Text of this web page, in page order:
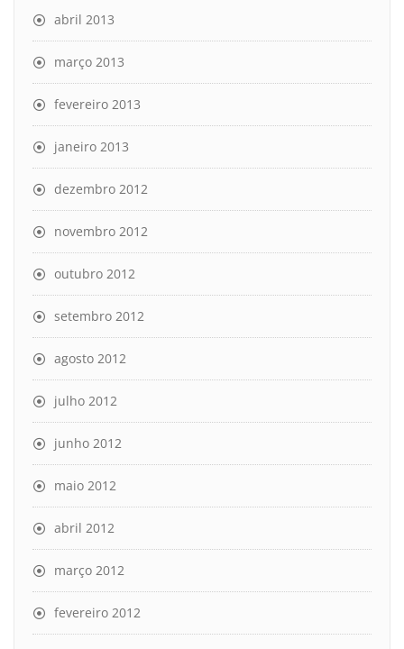
abril 2013
março 2013
fevereiro 2013
janeiro 2013
dezembro 2012
novembro 2012
outubro 2012
setembro 2012
agosto 2012
julho 2012
junho 2012
maio 2012
abril 2012
março 2012
fevereiro 2012